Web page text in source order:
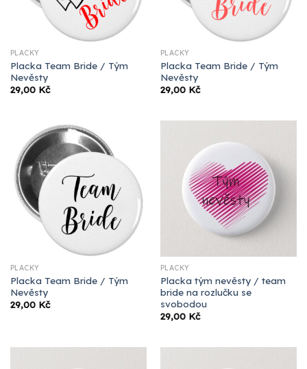
PLACKY
Placka Team Bride / Tým
Nevěsty
29,00 Kč
PLACKY
Placka Team Bride / Tým
Nevěsty
29,00 Kč
PLACKY
Placka Team Bride / Tým
Nevěsty
29,00 Kč
PLACKY
Placka tým nevěsty / team
bride na rozlučku se
svobodou
29,00 Kč